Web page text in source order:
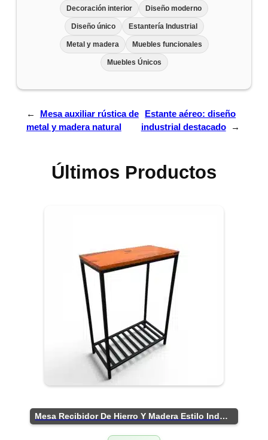
Decoración interior Diseño moderno
Diseño único Estantería Industrial
Metal y madera Muebles funcionales
Muebles Únicos
←
Mesa auxiliar rústica de
metal y madera natural
Estante aéreo: diseño
industrial destacado
→
Últimos Productos
Mesa Recibidor De Hierro Y Madera Estilo Industrial